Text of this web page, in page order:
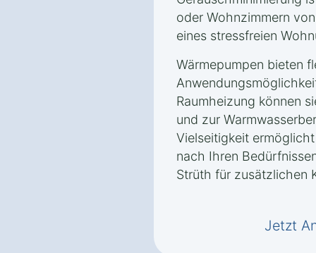
oder Wohnzimmern
eines stressfreien
Wärmepumpen bieten
Raumheizung können
und zur
Vielseitigkeit
nach Ihren
Strüth für zusätzlichen
Jetzt